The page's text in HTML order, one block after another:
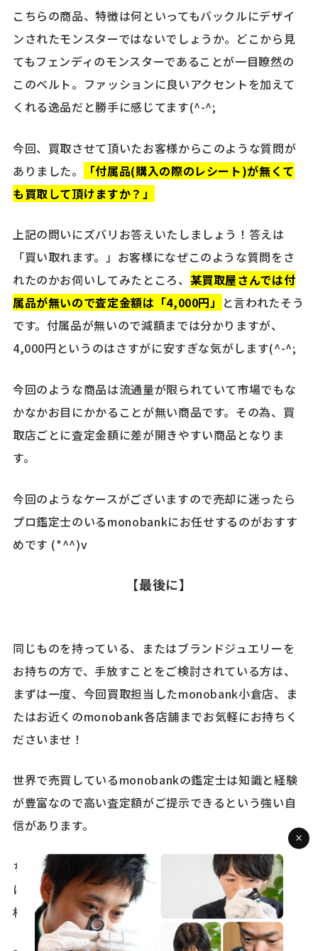
こちらの商品、特徴は何といってもバックルにデザイ
ンされたモンスターではないでしょうか。どこから見
てもフェンディのモンスターであることが一目瞭然の
このベルト。ファッションに良いアクセントを加えて
くれる逸品だと勝手に感じてます(^-^;
今回、買取させて頂いたお客様からこのような質問が
ありました。
「付属品(購入の際のレシート)が無くて
も買取して頂けますか？」
上記の問いにズバリお答えいたしましょう！答えは
「買い取れます。」お客様になぜこのような質問をさ
れたのかお伺いしてみたところ、 某買取屋さんでは付
属品が無いので査定金額は「4,000円」 と言われたそう
です。付属品が無いので減額までは分かりますが、
4,000円というのはさすがに安すぎな気がします(^-^;
今回のような商品は流通量が限られていて市場でもな
かなかお目にかかることが無い商品です。その為、買
取店ごとに査定金額に差が開きやすい商品となりま
す。
今回のようなケースがございますので売却に迷ったら
プロ鑑定士のいるmonobankにお任せするのがおすす
めです (*^^)v
【最後に】
同じものを持っている、またはブランドジュエリーを
お持ちの方で、手放すことをご検討されている方は、
まずは一度、今回買取担当したmonobank小倉店、ま
たはお近くのmonobank各店舗までお気軽にお持ちく
ださいませ！
世界で売買しているmonobankの鑑定士は知識と経験
が豊富なので高い査定額がご提示できるという強い自
信があります。
ちなみに売却の意思が固まっていない場合でもお気軽
にご来店くださいませ。親切丁寧をモットーに査定・
相談に乗らせていただきます♪